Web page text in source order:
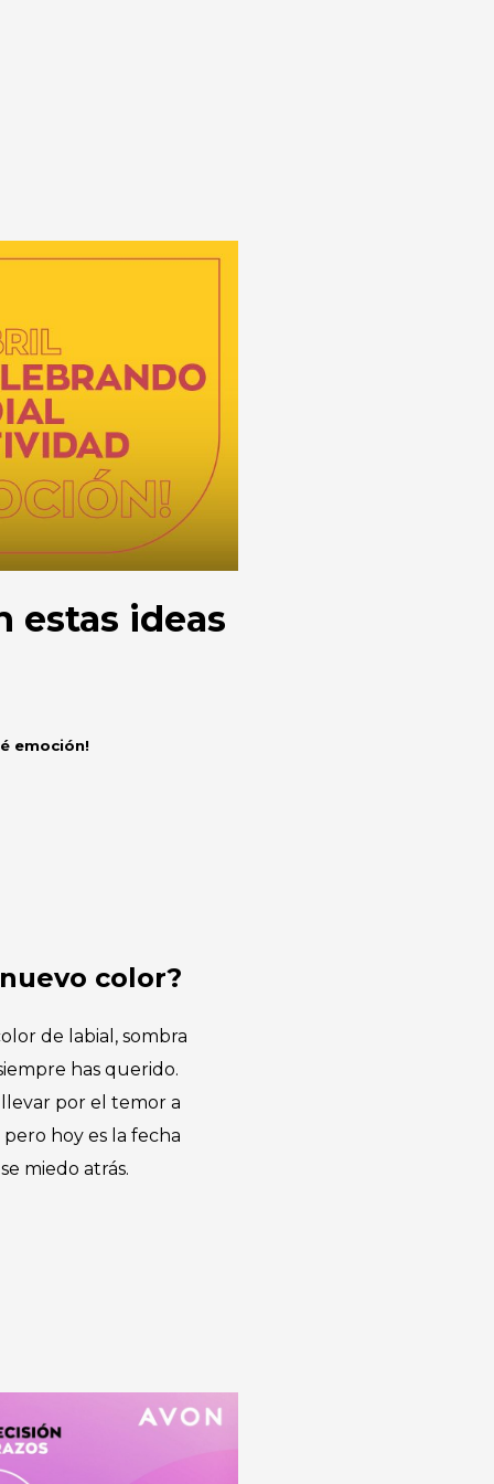
estas ideas
emoción!
color?
de labial, sombra
has querido.
por el temor a
hoy es la fecha
miedo atrás.